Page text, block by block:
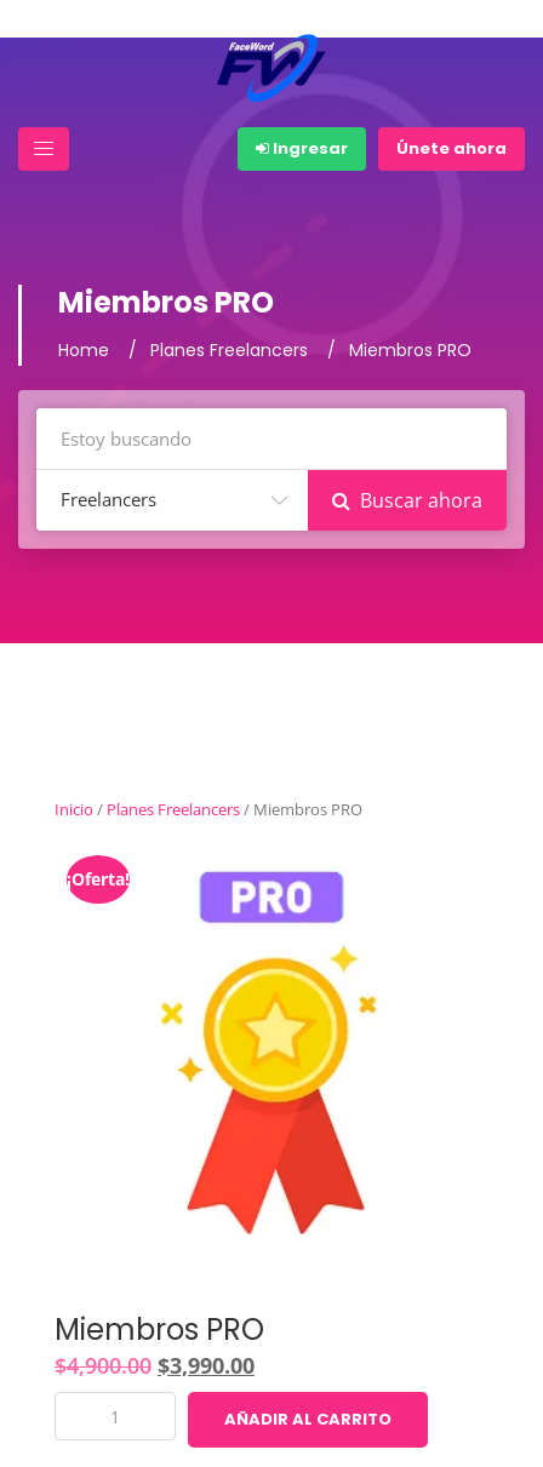
Ingresar Únete ahora
Miembros PRO
Home Planes Freelancers Miembros PRO
Freelancers Buscar ahora
Inicio / Planes Freelancers/ Miembros PRO
¡Oferta!
Miembros PRO
$4,900.00 El
precio
original
era:
$3,990.00El
precio
actual
es:
Miembros
PRO
AÑADIR AL CARRITO